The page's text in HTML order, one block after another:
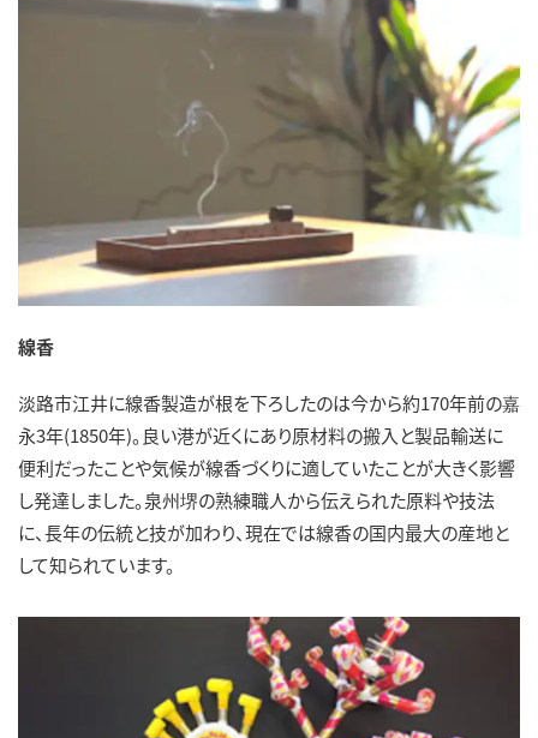
線香
淡路市江井に線香製造が根を下ろしたのは今から約170年前の嘉
永3年(1850年)。良い港が近くにあり原材料の搬入と製品輸送に
便利だったことや気候が線香づくりに適していたことが大きく影響
し発達しました。泉州堺の熟練職人から伝えられた原料や技法
に、長年の伝統と技が加わり、現在では線香の国内最大の産地と
して知られています。